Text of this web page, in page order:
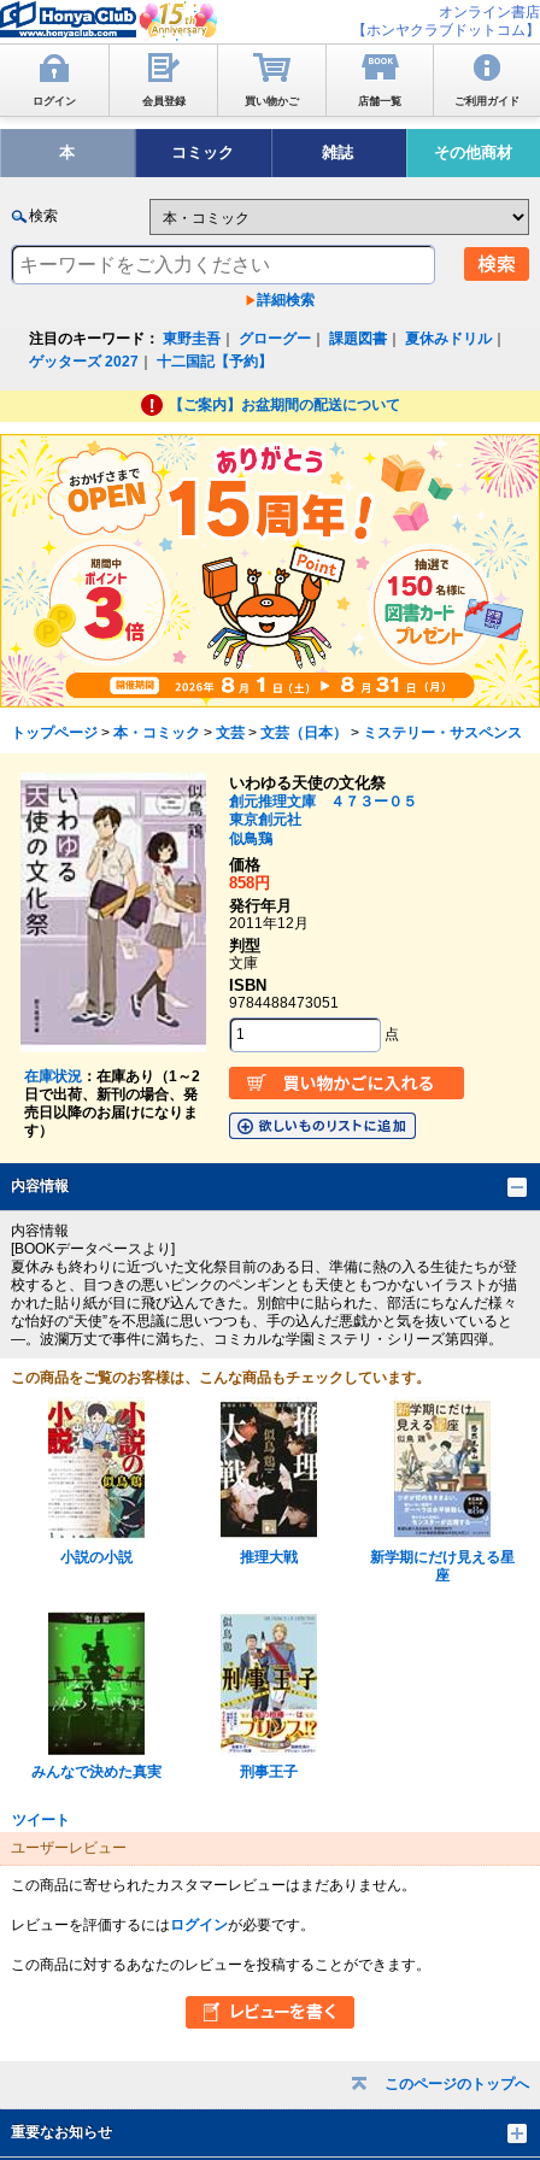
オンライン書店
【ホンヤクラブドットコム】
ログイン 会員登録 買い物かご 店舗一覧 ご利用ガイド
本 コミック 雑誌 その他商材
検索
詳細検索
注目のキーワード： 東野圭吾 グローグー ｜課題図書 ｜夏休みドリル｜
ゲッターズ 2027 ｜十二国記【予約】
【ご案内】お盆期間の配送について
このページのトップへ
重要なお知らせ
トップページ> 本・コミック > 文芸> 文芸（日本） > ミステリー・サスペンス
在庫状況：在庫あり（1～2
日で出荷、新刊の場合、発
売日以降のお届けになりま
す）
いわゆる天使の文化祭
創元推理文庫 ４７３ー０５
東京創元社
似鳥鶏
価格
858円
発行年月
2011年12月
判型
文庫
ISBN
9784488473051
点
内容情報
内容情報
[BOOKデータベースより]
夏休みも終わりに近づいた文化祭目前のある日、準備に熱の入る生徒たちが登
校すると、目つきの悪いピンクのペンギンとも天使ともつかないイラストが描
かれた貼り紙が目に飛び込んできた。別館中に貼られた、部活にちなんだ様々
な怡好の“天使”を不思議に思いつつも、手の込んだ悪戯かと気を抜いていると
―。波瀾万丈で事件に満ちた、コミカルな学園ミステリ・シリーズ第四弾。
この商品をご覧のお客様は、こんな商品もチェックしています。
小説の小説 推理大戦
新学期にだけ見える星
座
みんなで決めた真実 刑事王子
ツイート
ユーザーレビュー
この商品に寄せられたカスタマーレビューはまだありません。
レビューを評価するには ログインが必要です。
この商品に対するあなたのレビューを投稿することができます。